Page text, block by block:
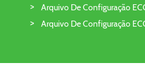
Arquivo De Configuração
Arquivo De Configuração